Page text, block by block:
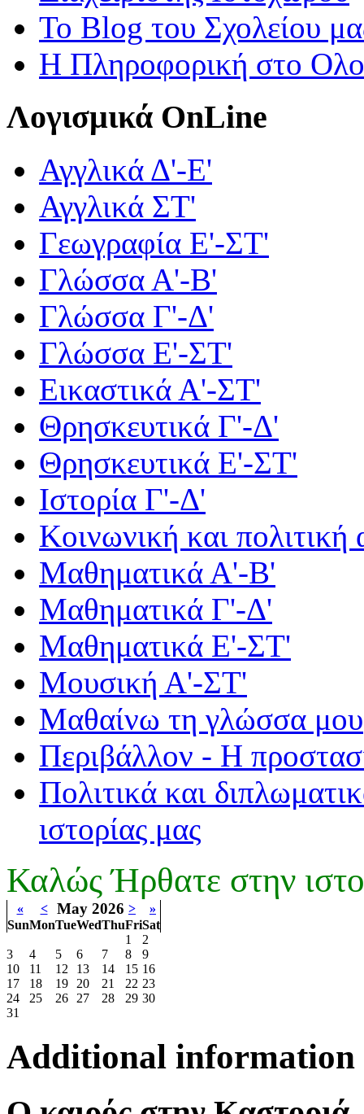
Το Blog του Σχολείου
Η Πληροφορική στο
Λογισμικά OnLine
Αγγλικά Δ'-Ε'
Αγγλικά ΣΤ'
Γεωγραφία Ε'-ΣΤ'
Γλώσσα Α'-Β'
Γλώσσα Γ'-Δ'
Γλώσσα Ε'-ΣΤ'
Εικαστικά Α'-ΣΤ'
Θρησκευτικά Γ'-Δ'
Θρησκευτικά Ε'-ΣΤ'
Ιστορία Γ'-Δ'
Κοινωνική και πολιτική
Μαθηματικά Α'-Β'
Μαθηματικά Γ'-Δ'
Μαθηματικά Ε'-ΣΤ'
Μουσική Α'-ΣΤ'
Μαθαίνω τη γλώσσα μου
Περιβάλλον - Η
Πολιτικά και
ιστορίας μας
Καλώς Ήρθατε στην
« < May 2026 >
»
SunMonTueWedThuFriSat
1
2
3
4 5 6 7 8
9
10
11 12 13 14 15 16
17
18 19 20 21 22 23
24
25 26 27 28 29 30
31
Additional information